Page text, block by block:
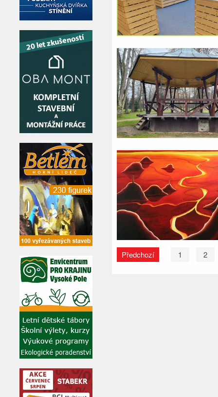
Předchozí 1 2